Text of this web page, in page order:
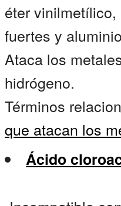
éter
fuertes y
Ataca los
hidrógeno.
Términos
que atacan los
Ácido